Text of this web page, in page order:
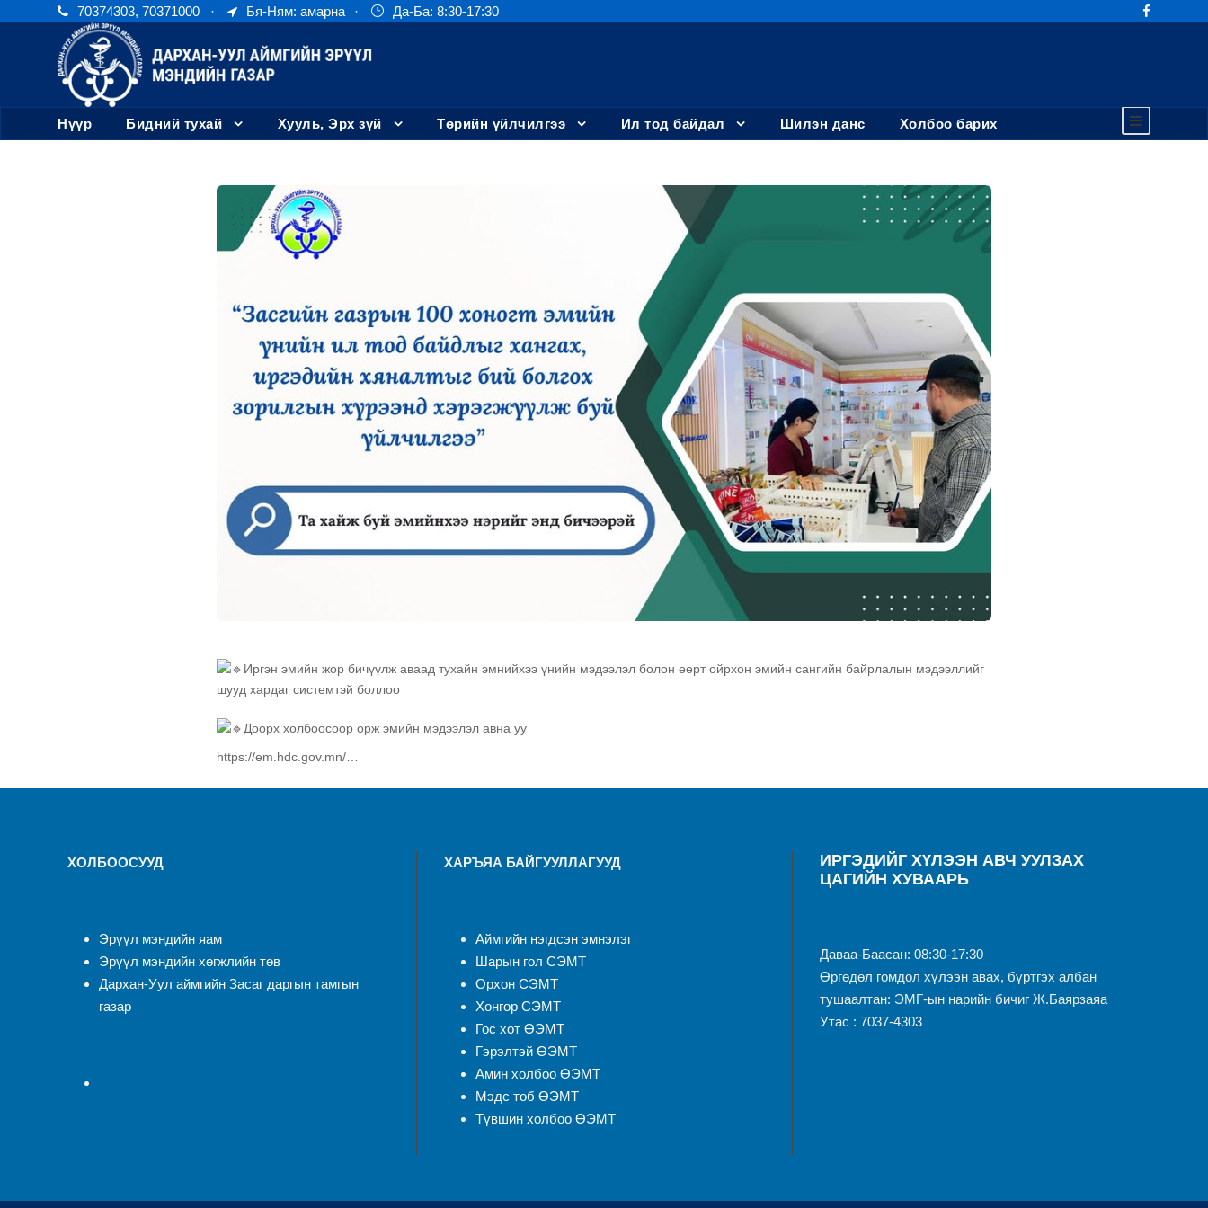
70374303, 70371000 · Бя-Ням: амарна · Да-Ба: 8:30-17:30
Нүүр Бидний тухай Хууль, Эрх зүй Төрийн үйлчилгээ Ил тод байдал Шилэн данс Холбоо барих
Иргэн эмийн жор бичүүлж аваад тухайн эмнийхээ үнийн мэдээлэл болон өөрт ойрхон эмийн сангийн байрлалын мэдээллийг
шууд хардаг системтэй боллоо
Доорх холбоосоор орж эмийн мэдээлэл авна уу
https://em.hdc.gov.mn/…
ХОЛБООСУУД
Эрүүл мэндийн яам
Эрүүл мэндийн хөгжлийн төв
Дархан-Уул аймгийн Засаг даргын тамгын
газар
ХАРЪЯА БАЙГУУЛЛАГУУД
Аймгийн нэгдсэн эмнэлэг
Шарын гол СЭМТ
Орхон СЭМТ
Хонгор СЭМТ
Гос хот ӨЭМТ
Гэрэлтэй ӨЭМТ
Амин холбоо ӨЭМТ
Мэдс тоб ӨЭМТ
Түвшин холбоо ӨЭМТ
ИРГЭДИЙГ ХҮЛЭЭН АВЧ УУЛЗАХ
ЦАГИЙН ХУВААРЬ
Даваа-Баасан: 08:30-17:30
Өргөдөл гомдол хүлээн авах, бүртгэх албан
тушаалтан: ЭМГ-ын нарийн бичиг Ж.Баярзаяа
Утас : 7037-4303